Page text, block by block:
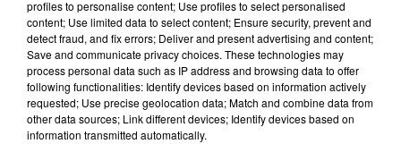
profiles to personalise content; Use profiles to select personalised
content; Use limited data to select content; Ensure security, prevent and
detect fraud, and fix errors; Deliver and present advertising and content;
Save and communicate privacy choices. These technologies may
process personal data such as IP address and browsing data to offer
following functionalities: Identify devices based on information actively
requested; Use precise geolocation data; Match and combine data from
other data sources; Link different devices; Identify devices based on
information transmitted automatically.